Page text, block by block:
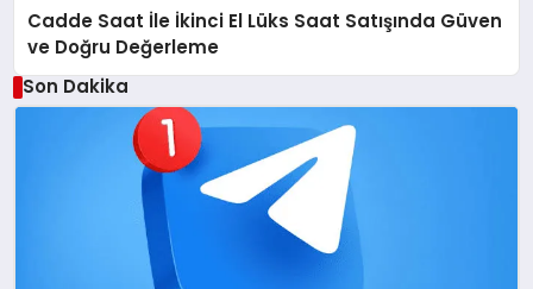
Cadde Saat İle İkinci El Lüks Saat Satışında Güven
ve Doğru Değerleme
Son Dakika